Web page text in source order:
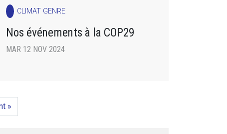
CLIMAT GENRE
Nos événements à la COP29
MAR 12 NOV 2024
»